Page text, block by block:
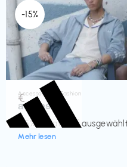
-15%
Accessoires & Fashion
adidas
-15% Rabatt auf
Mehr lesen
€‎